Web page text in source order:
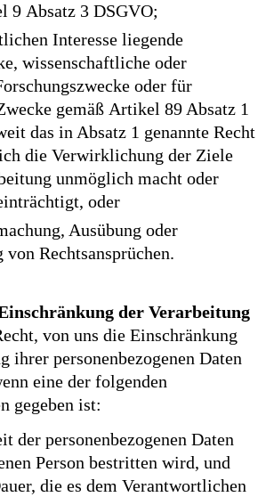
9 Absatz 3 DSGVO;
Interesse liegende
wissenschaftliche oder
oder für
gemäß Artikel 89 Absatz 1
das in Absatz 1 genannte Recht
die Verwirklichung der Ziele
unmöglich macht oder
oder
Ausübung oder
Rechtsansprüchen.
der Verarbeitung
von uns die Einschränkung
ihrer personenbezogenen Daten
eine der folgenden
gegeben ist:
der personenbezogenen Daten
Person bestritten wird, und
die es dem Verantwortlichen